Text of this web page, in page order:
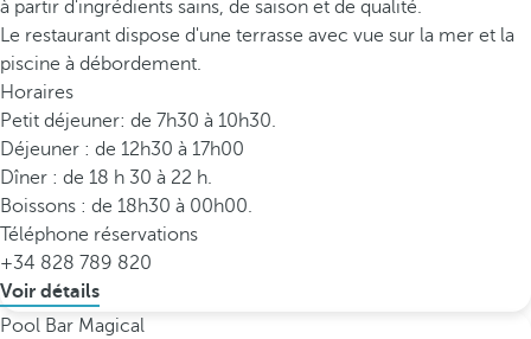
à partir d'ingrédients sains, de saison et de qualité.
Le restaurant dispose d'une terrasse avec vue sur la mer et la
piscine à débordement.
Horaires
Petit déjeuner: de 7h30 à 10h30.
Déjeuner : de 12h30 à 17h00
Dîner : de 18 h 30 à 22 h.
Boissons : de 18h30 à 00h00.
Téléphone réservations
+34 828 789 820
Voir détails
Pool Bar Magical